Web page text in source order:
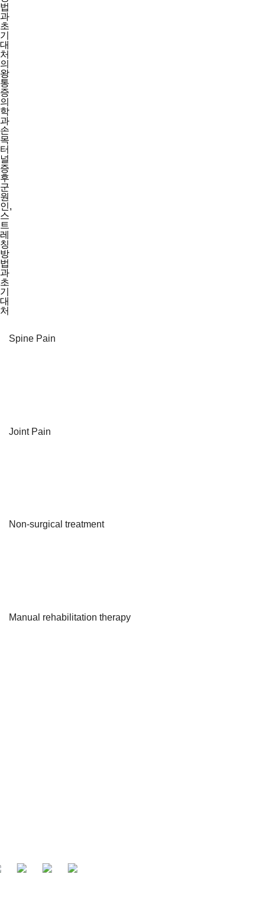
의
왕
통
증
의
학
과
손
목
터
널
증
후
군
원
인,
스
트
레
칭
방
법
과
초
기
대
처
Spine Pain
Joint Pain
Non-surgical treatment
Manual rehabilitation therapy